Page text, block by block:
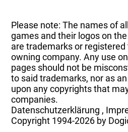
Please note: The names of
games and their logos on
are trademarks or
owning company. Any use
pages should not be
to said trademarks, nor as
upon any copyrights that
companies.
Datenschutzerklärung ,
Copyright 1994-2026 by